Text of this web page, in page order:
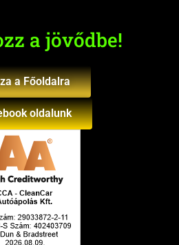
a jövődbe!
a Főoldalra
oldalunk